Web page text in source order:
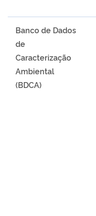
Banco de Dados
de
Caracterização
Ambiental
(BDCA)